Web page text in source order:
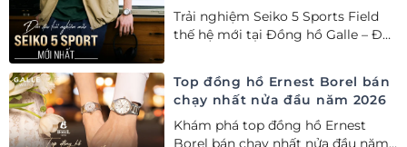
Trải nghiệm Seiko 5 Sports Field
thế hệ mới tại Đồng hồ Galle – Đại
Top đồng hồ Ernest Borel bán
chạy nhất nửa đầu năm 2026
Khám phá top đồng hồ Ernest
Borel bán chạy nhất nửa đầu năm